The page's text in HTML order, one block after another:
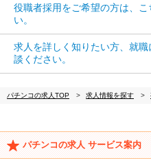
役職者採用をご希望の方は、
い。
求人を詳しく知りたい方、就
談ください。
パチンコの求人TOP 求人情報を探す
パチンコの求人 サービス案内